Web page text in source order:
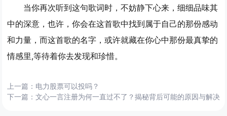
当你再次听到这句歌词时，不妨静下心来，细细品味其
中的深意，也许，你会在这首歌中找到属于自己的那份感动
和力量，而这首歌的名字，或许就藏在你心中那份最真挚的
情感里,等待着你去发现和珍惜。
上一篇： 电力股票可以投吗？
下一篇：文心一言注册为何一直过不了？揭秘背后可能的原因与解决